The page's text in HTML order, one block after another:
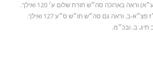
54) המשך וככה תרל״ז פצ״א-ב. וראה גם סה״ש תו״ש ס״ע 127 ואילך.
ב. ובכ״מ.